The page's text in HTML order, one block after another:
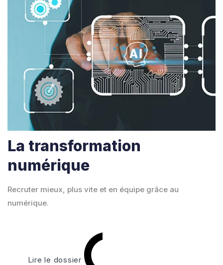
La transformation
numérique
Recruter mieux, plus vite et en équipe grâce au
numérique.
Lire le dossier